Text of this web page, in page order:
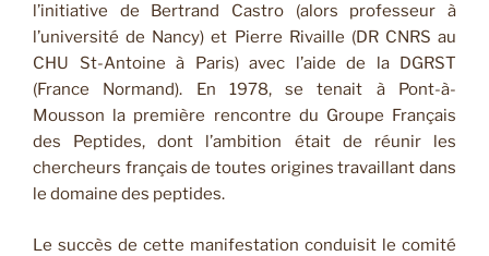
l’initiative de Bertrand Castro (alors professeur à
l’université de Nancy) et Pierre Rivaille (DR CNRS au
CHU St-Antoine à Paris) avec l’aide de la DGRST
(France Normand). En 1978, se tenait à Pont-à-
Mousson la première rencontre du Groupe Français
des Peptides, dont l’ambition était de réunir les
chercheurs français de toutes origines travaillant dans
le domaine des peptides.
Le succès de cette manifestation conduisit le comité